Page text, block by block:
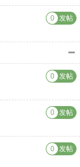
发帖
0
发帖
0
发帖
0
发帖
0